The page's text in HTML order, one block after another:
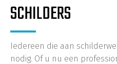
SCHILDERS
Iedereen die aan
nodig. Of u nu een